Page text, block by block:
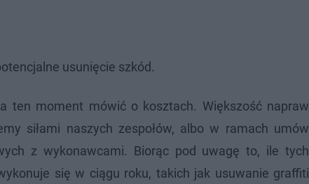
usunięcie szkód.
ten moment mówić o kosztach. Większość napraw
siłami naszych zespołów, albo w ramach umów
z wykonawcami. Biorąc pod uwagę to, ile tych
się w ciągu roku, takich jak usuwanie graffiti